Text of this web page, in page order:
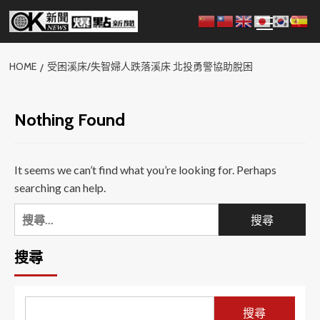
Skip
content
Menu
HOME 受困溪床/失智婦人跌落溪床 北投勇警協助脫困
Nothing Found
It seems we can’t find what you’re looking for. Perhaps
searching can help.
搜
尋
關
鍵
搜尋
搜尋